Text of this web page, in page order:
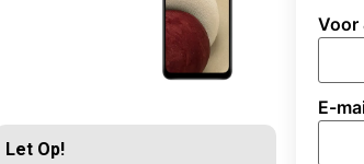
Let Op!
Voor
E-